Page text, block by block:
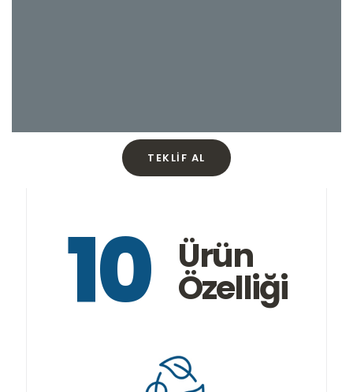
TEKLIF AL
10 Ürün
Özelliği